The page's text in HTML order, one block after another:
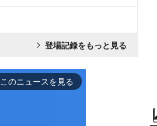
登場記録をもっと見る
このニュースを見る